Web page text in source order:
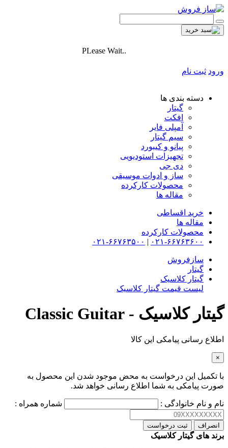
PLease Wait..
ورود ثبت نام
دسته بندی ها
گیتار
افکت
آمپلی فایر
سیم گیتار
پیانو و کیبورد
تجهیزات استودیویی
دی جی
ساز و ادوات موسیقی
محصولات کارکرده
مقاله ها
خرید اقساطی
مقاله ها
محصولات کارکرده
۰۲۱-۶۶۷۶۳۶۰۰ | ۰۲۱-۶۶۷۶۳۵۰۰
سازفروش
گیتار
گیتار کلاسیک
لیست قیمت گیتار کلاسیک
گیتار کلاسیک - Classic Guitar
اطلاع رسانی پیامکی این کالا
×
با تکمیل این درخواست به محض موجود شدن این محصول به
صورت پیامکی به شما اطلاع رسانی خواهد شد.
نام و نام خانوادگی : شماره همراه :
انصراف ثبت درخواست
برند های گیتار کلاسیک